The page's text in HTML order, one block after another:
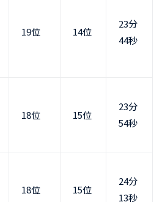
19位 14位
23分
44秒
18位 15位
23分
54秒
18位 15位
24分
13秒